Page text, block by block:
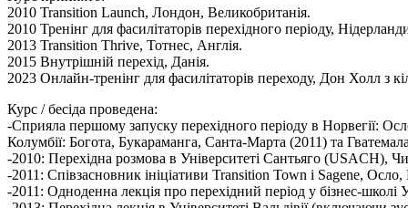
2010 Transition Launch, Лондон, Великобританія.
2010 Тренінг для фасилітаторів перехідного періоду,
2013 Transition Thrive, Тотнес, Англія.
2015 Внутрішній перехід, Данія.
2023 Онлайн-тренінг для фасилітаторів переходу, Дон Холл з
Курс / бесіда проведена:
-Сприяла першому запуску перехідного періоду в Норвегії:
Колумбії: Богота, Букараманга, Санта-Марта (2011) та
-2010: Перехідна розмова в Університеті Сантьяго (USACH),
-2011: Співзасновник ініціативи Transition Town i Sagene, Осло,
-2011: Одноденна лекція про перехідний період у бізнес-школі